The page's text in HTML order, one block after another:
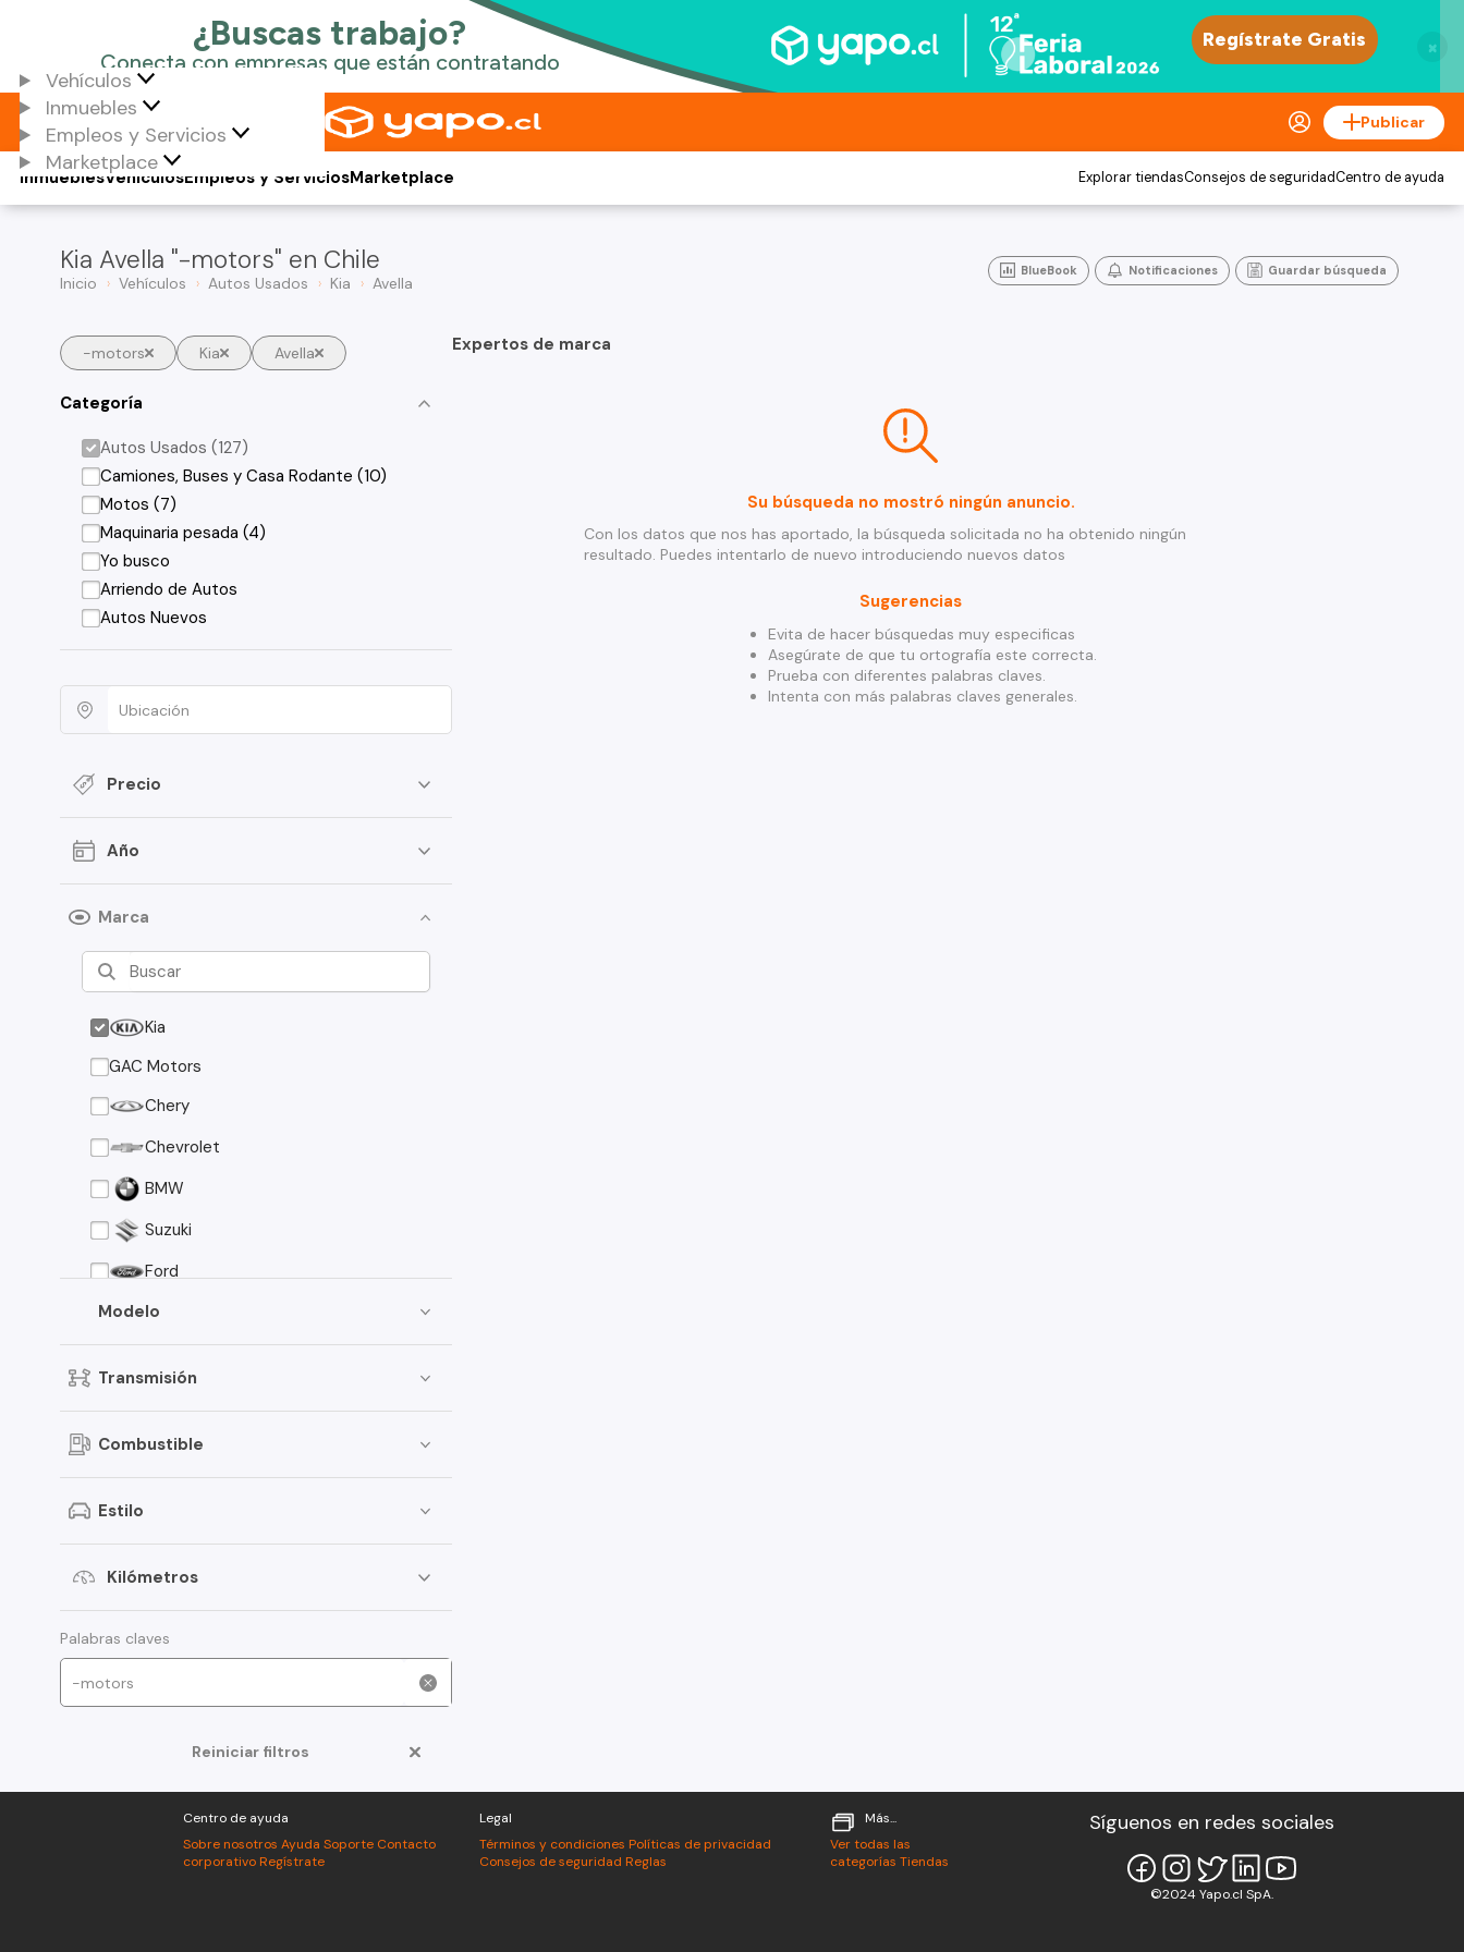
×
Vehículos
Inmuebles
Empleos y Servicios
Marketplace
Publicar
Vehículos
Inmuebles Empleos y ServiciosMarketplace Explorar tiendasConsejos de seguridadCentro de ayuda
Kia Avella "-motors" en Chile
Inicio Vehículos Autos Usados Kia Avella
BlueBook Notificaciones Guardar búsqueda
-motors Kia Avella
Categoría
Autos Usados (127)
Camiones, Buses y Casa Rodante (10)
Motos (7)
Maquinaria pesada (4)
Yo busco
Arriendo de Autos
Autos Nuevos
Precio
Año
Marca
Kia
GAC Motors
Chery
Chevrolet
BMW
Suzuki
Ford
Asia Motors
Mazda
Nissan
Peugeot
Foton
American Motors
Modelo
Transmisión
Combustible
Estilo
Kilómetros
Palabras claves
Reiniciar filtros
Expertos de marca
Su búsqueda no mostró ningún anuncio.
Con los datos que nos has aportado, la búsqueda solicitada no ha obtenido ningún
resultado. Puedes intentarlo de nuevo introduciendo nuevos datos
Sugerencias
Evita de hacer búsquedas muy especificas
Asegúrate de que tu ortografía este correcta.
Prueba con diferentes palabras claves.
Intenta con más palabras claves generales.
Centro de ayuda
Sobre nosotros Ayuda Soporte Contacto
corporativo Regístrate
Legal
Términos y condiciones Políticas de privacidad
Consejos de seguridad Reglas
Más...
Ver todas las
categorías Tiendas
Síguenos en redes sociales
©2024 Yapo.cl SpA.